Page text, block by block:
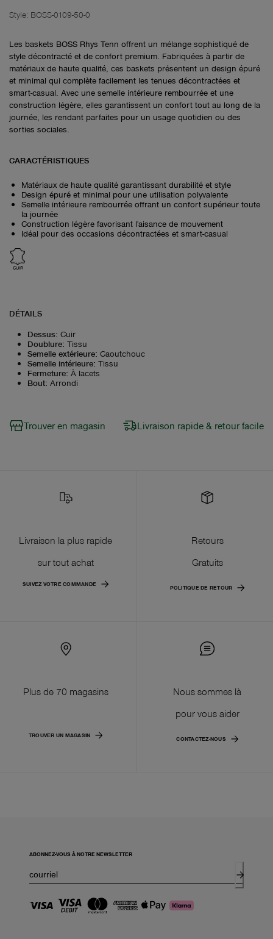
Style: BOSS-0109-50-0
Les baskets BOSS Rhys Tenn offrent un mélange sophistiqué de
style décontracté et de confort premium. Fabriquées à partir de
matériaux de haute qualité, ces baskets présentent un design épuré
et minimal qui complète facilement les tenues décontractées et
smart-casual. Avec une semelle intérieure rembourrée et une
construction légère, elles garantissent un confort tout au long de la
journée, les rendant parfaites pour un usage quotidien ou des
sorties sociales.
CARACTÉRISTIQUES
Matériaux de haute qualité garantissant durabilité et style
Design épuré et minimal pour une utilisation polyvalente
Semelle intérieure rembourrée offrant un confort supérieur toute
la journée
Construction légère favorisant l'aisance de mouvement
Idéal pour des occasions décontractées et smart-casual
CUIR
DÉTAILS
Dessus: Cuir
Doublure: Tissu
Semelle extérieure: Caoutchouc
Semelle intérieure: Tissu
Fermeture: À lacets
Bout: Arrondi
Trouver en magasin Livraison rapide & retour facile
Livraison la plus rapide
sur tout achat
SUIVEZ VOTRE COMMANDE
Retours
Gratuits
POLITIQUE DE RETOUR
Plus de 70 magasins
TROUVER UN MAGASIN
Nous sommes là
pour vous aider
CONTACTEZ-NOUS
ABONNEZ-VOUS À NOTRE NEWSLETTER